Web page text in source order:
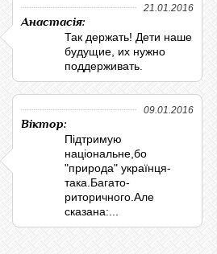
21.01.2016
Анастасія:
Так держать! Дети наше
будущие, их нужно
поддерживать.
09.01.2016
Віктор:
Підтримую
національне,бо
"природа" українця-
така.Багато-
риторичного.Але
сказана:...